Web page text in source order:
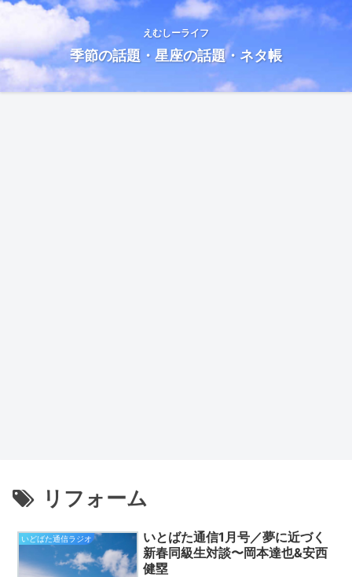
えむしーライフ
季節の話題・星座の話題・ネタ帳
リフォーム
いどばた通信ラジオ
いとばた通信1月号／夢に近づく
新春同級生対談〜岡本達也&安西
健塁